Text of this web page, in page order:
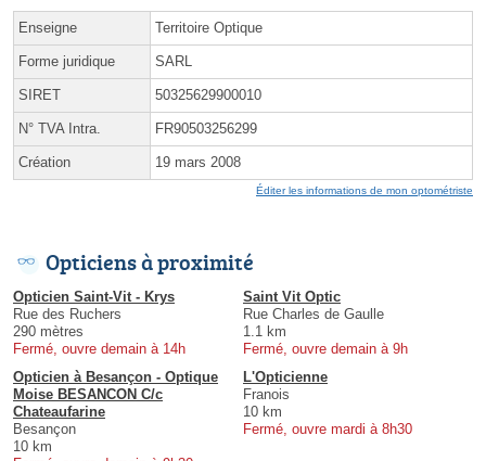
Enseigne Territoire Optique
Forme juridique SARL
SIRET 50325629900010
N° TVA Intra. FR90503256299
Création 19 mars 2008
Éditer les informations de mon optométriste
Opticiens à proximité
Opticien Saint-Vit - Krys
Rue des Ruchers
290 mètres
Fermé, ouvre demain à 14h
Saint Vit Optic
Rue Charles de Gaulle
1.1 km
Fermé, ouvre demain à 9h
Opticien à Besançon - Optique
Moise BESANCON C/c
Chateaufarine
Besançon
10 km
L'Opticienne
Franois
10 km
Fermé, ouvre mardi à 8h30